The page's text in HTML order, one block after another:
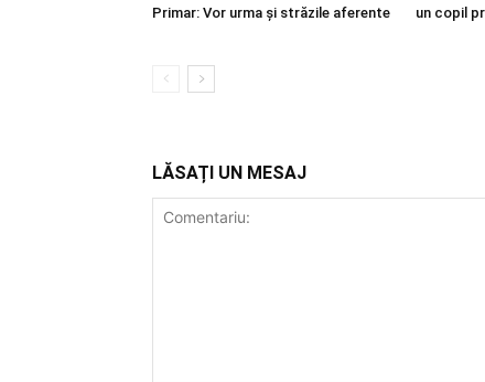
Primar: Vor urma și străzile aferente
un copil
LĂSAȚI UN MESAJ